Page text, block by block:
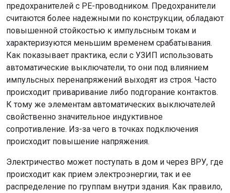
предохранителей с РЕ-проводником. Предохранители
считаются более надежными по конструкции, обладают
повышенной стойкостью к импульсным токам и
характеризуются меньшим временем срабатывания.
Как показывает практика, если с УЗИП использовать
автоматические выключатели, то они под влиянием
импульсных перенапряжений выходят из строя. Часто
происходит приваривание либо подгорание контактов.
К тому же элементам автоматических выключателей
свойственно значительное индуктивное
сопротивление. Из-за чего в точках подключения
происходит повышение напряжения.
Электричество может поступать в дом и через ВРУ, где
происходит как прием электроэнергии, так и ее
распределение по группам внутри здания. Как правило,